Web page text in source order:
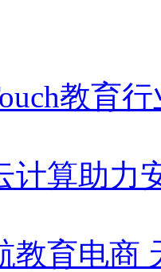
教育
计算助力
教育电商